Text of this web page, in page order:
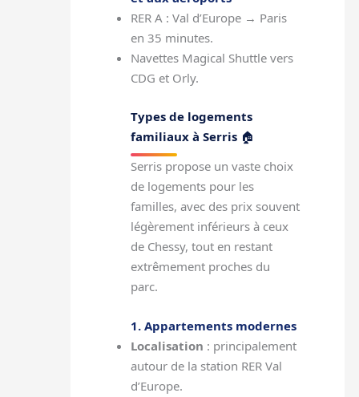
RER A : Val d’Europe → Paris
en 35 minutes.
Navettes Magical Shuttle vers
CDG et Orly.
Types de logements
familiaux à Serris 🏠
Serris propose un vaste choix
de logements pour les
familles, avec des prix souvent
légèrement inférieurs à ceux
de Chessy, tout en restant
extrêmement proches du
parc.
1. Appartements modernes
Localisation : principalement
autour de la station RER Val
d’Europe.